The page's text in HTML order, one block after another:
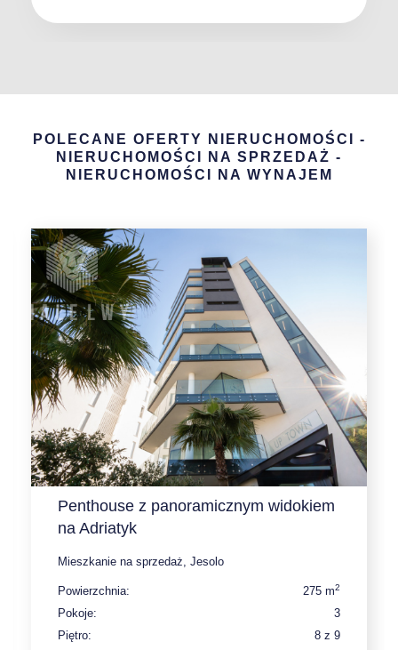
POLECANE OFERTY NIERUCHOMOŚCI -
NIERUCHOMOŚCI NA SPRZEDAŻ -
NIERUCHOMOŚCI NA WYNAJEM
Penthouse z panoramicznym widokiem
na Adriatyk
Mieszkanie na sprzedaż, Jesolo
Powierzchnia: 275 m2
Pokoje:
3
Piętro:
8 z 9